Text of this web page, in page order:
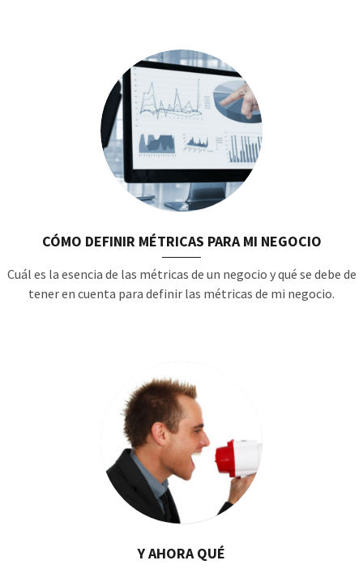
CÓMO DEFINIR MÉTRICAS PARA MI NEGOCIO
Cuál es la esencia de las métricas de un negocio y qué se debe de
tener en cuenta para definir las métricas de mi negocio.
Y AHORA QUÉ